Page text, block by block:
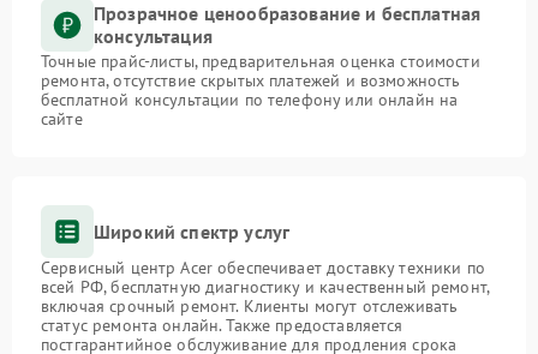
Прозрачное ценообразование и бесплатная
консультация
Точные прайс-листы, предварительная оценка стоимости
ремонта, отсутствие скрытых платежей и возможность
бесплатной консультации по телефону или онлайн на
сайте
Широкий спектр услуг
Сервисный центр Acer обеспечивает доставку техники по
всей РФ, бесплатную диагностику и качественный ремонт,
включая срочный ремонт. Клиенты могут отслеживать
статус ремонта онлайн. Также предоставляется
постгарантийное обслуживание для продления срока